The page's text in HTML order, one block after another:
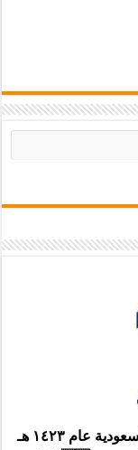
هي أول شركة تاسسة في المملكة العربية السعودية عام ١٤٢٣ هـ